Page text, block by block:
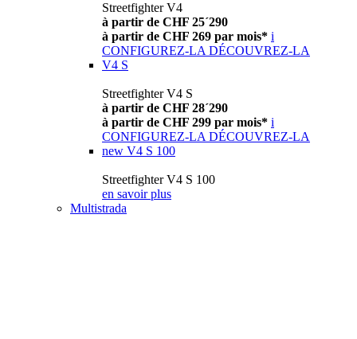
Streetfighter V4
à partir de CHF 25´290
à partir de CHF 269 par mois* i
CONFIGUREZ-LA DÉCOUVREZ-LA
V4 S
Streetfighter V4 S
à partir de CHF 28´290
à partir de CHF 299 par mois* i
CONFIGUREZ-LA DÉCOUVREZ-LA
new V4 S 100
Streetfighter V4 S 100
en savoir plus
Multistrada